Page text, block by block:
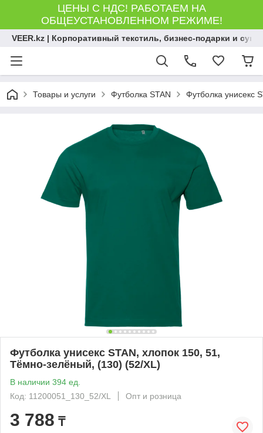
ЦЕНЫ С НДС! РАБОТАЕМ НА
ОБЩЕУСТАНОВЛЕННОМ РЕЖИМЕ!
VEER.kz | Корпоративный текстиль, бизнес-подарки и
Товары и услуги Футболка STAN Футболка унисекс
Футболка унисекс STAN, хлопок 150, 51,
Тёмно-зелёный, (130) (52/XL)
В наличии 394 ед.
Код: 11200051_130_52/XL
Опт и розница
3 788 ₸